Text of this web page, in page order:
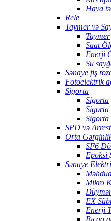
Hava
Rele
Taymer və
Taymer
Saat
Enerji
Su
Sənaye fiş
Fotoelektrik
Sigorta
Sigorta
Sigorta
Sigorta
SPD və
Orta
SF6
Epoksi
Sənaye
Mikro
EX
Enerji
Bıçaq